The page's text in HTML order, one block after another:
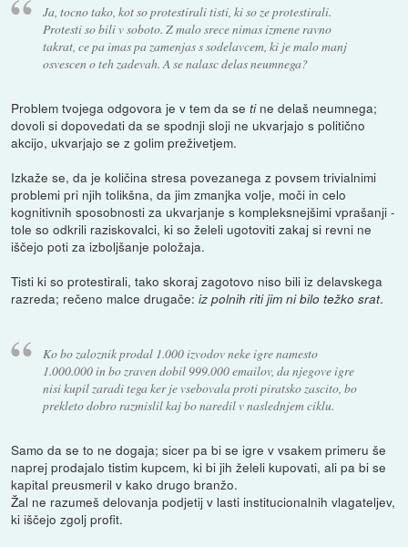
Ja, tocno tako, kot so protestirali tisti, ki so ze protestirali.
Protesti so bili v soboto. Z malo srece nimas izmene ravno
takrat, ce pa imas pa zamenjas s sodelavcem, ki je malo manj
osvescen o teh zadevah. A se nalasc delas neumnega?
Problem tvojega odgovora je v tem da setine delaš neumnega;
dovoli si dopovedati da se spodnji sloji ne ukvarjajo s politično
akcijo, ukvarjajo se z golim preživetjem.
Izkaže se, da je količina stresa povezanega z povsem trivialnimi
problemi pri njih tolikšna, da jim zmanjka volje, moči in celo
kognitivnih sposobnosti za ukvarjanje s kompleksnejšimi vprašanji -
tole so odkrili raziskovalci, ki so želeli ugotoviti zakaj si revni ne
iščejo poti za izboljšanje položaja.
Tisti ki so protestirali, tako skoraj zagotovo niso bili iz delavskega
razreda; rečeno malce drugače:iz polnih riti jim ni bilo težko srat.
Ko bo zaloznik prodal 1.000 izvodov neke igre namesto
1.000.000 in bo zraven dobil 999.000 emailov, da njegove igre
nisi kupil zaradi tega ker je vsebovala proti piratsko zascito, bo
prekleto dobro razmislil kaj bo naredil v naslednjem ciklu.
Samo da se to ne dogaja; sicer pa bi se igre v vsakem primeru še
naprej prodajalo tistim kupcem, ki bi jih želeli kupovati, ali pa bi se
kapital preusmeril v kako drugo branžo.
Žal ne razumeš delovanja podjetij v lasti institucionalnih vlagateljev,
ki iščejo zgolj profit.